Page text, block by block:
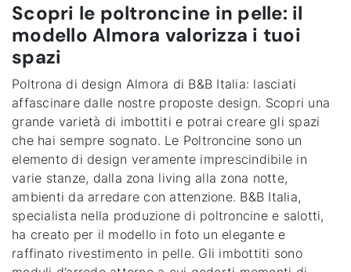
Scopri le poltroncine in pelle: il
modello Almora valorizza i tuoi
spazi
Poltrona di design Almora di B&B Italia: lasciati
affascinare dalle nostre proposte design. Scopri una
grande varietà di imbottiti e potrai creare gli spazi
che hai sempre sognato. Le Poltroncine sono un
elemento di design veramente imprescindibile in
varie stanze, dalla zona living alla zona notte,
ambienti da arredare con attenzione. B&B Italia,
specialista nella produzione di poltroncine e salotti,
ha creato per il modello in foto un elegante e
raffinato rivestimento in pelle. Gli imbottiti sono